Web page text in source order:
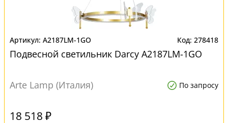
A2187LM-1GO 278418
Подвесной светильник Darcy A2187LM-1GO
Arte Lamp (Италия) По запросу
18 518 ₽